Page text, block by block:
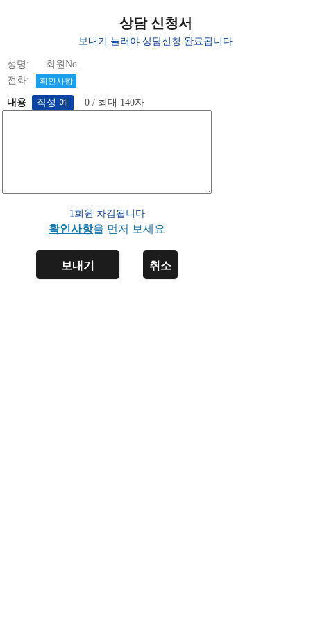
상담 신청서
보내기 눌러야 상담신청 완료됩니다
성명: 회원No.
전화:
확인사항
내용 0 / 최대 140자
1회원 차감됩니다
확인사항을 먼저 보세요